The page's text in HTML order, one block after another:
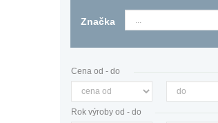
Značka
Cena od - do
Rok výroby od - do